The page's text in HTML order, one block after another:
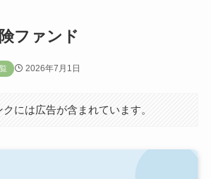
ファンド
2026年7月1日
には広告が含まれています。